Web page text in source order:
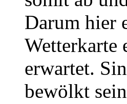
Darum hier
Wetterkarte
erwartet.
bewölkt